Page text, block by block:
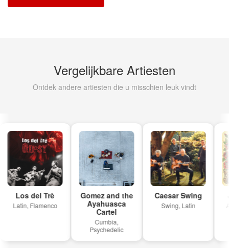
Vergelijkbare Artiesten
Ontdek andere artiesten die u misschien leuk vindt
Los del Trè
Latin, Flamenco
Gomez and the
Ayahuasca
Cartel
Cumbia,
Psychedelic
Caesar Swing
Swing, Latin